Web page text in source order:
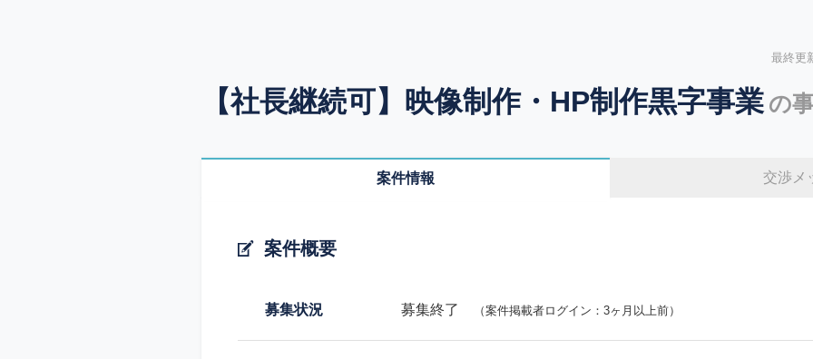
最終更
【社長継続可】映像制作・HP制作黒字事業 の
案件情報 交渉メ
案件概要
募集状況 募集終了 （案件掲載者ログイン：3ヶ月以上前）